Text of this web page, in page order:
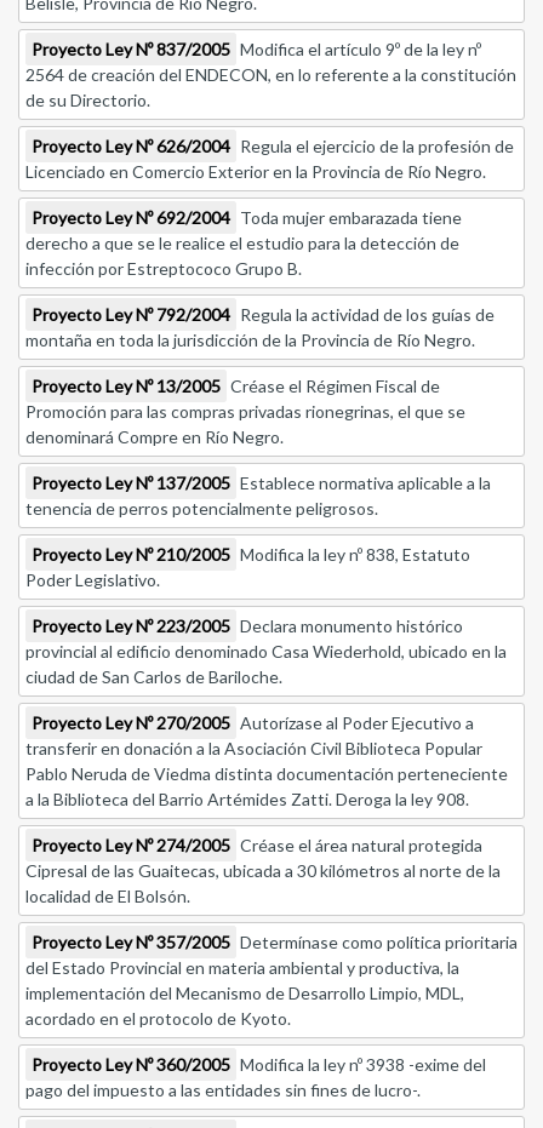
Proyecto Ley Nº 837/2005 Modifica el artículo 9º de la ley nº
2564 de creación del ENDECON, en lo referente a la constitución
de su Directorio.
Proyecto Ley Nº 626/2004 Regula el ejercicio de la profesión de
Licenciado en Comercio Exterior en la Provincia de Río Negro.
Proyecto Ley Nº 692/2004 Toda mujer embarazada tiene
derecho a que se le realice el estudio para la detección de
infección por Estreptococo Grupo B.
Proyecto Ley Nº 792/2004 Regula la actividad de los guías de
montaña en toda la jurisdicción de la Provincia de Río Negro.
Proyecto Ley Nº 13/2005 Créase el Régimen Fiscal de
Promoción para las compras privadas rionegrinas, el que se
denominará Compre en Río Negro.
Proyecto Ley Nº 137/2005 Establece normativa aplicable a la
tenencia de perros potencialmente peligrosos.
Proyecto Ley Nº 210/2005 Modifica la ley nº 838, Estatuto
Poder Legislativo.
Proyecto Ley Nº 223/2005 Declara monumento histórico
provincial al edificio denominado Casa Wiederhold, ubicado en la
ciudad de San Carlos de Bariloche.
Proyecto Ley Nº 270/2005 Autorízase al Poder Ejecutivo a
transferir en donación a la Asociación Civil Biblioteca Popular
Pablo Neruda de Viedma distinta documentación perteneciente
a la Biblioteca del Barrio Artémides Zatti. Deroga la ley 908.
Proyecto Ley Nº 274/2005 Créase el área natural protegida
Cipresal de las Guaitecas, ubicada a 30 kilómetros al norte de la
localidad de El Bolsón.
Proyecto Ley Nº 357/2005 Determínase como política prioritaria
del Estado Provincial en materia ambiental y productiva, la
implementación del Mecanismo de Desarrollo Limpio, MDL,
acordado en el protocolo de Kyoto.
Proyecto Ley Nº 360/2005 Modifica la ley nº 3938 -exime del
pago del impuesto a las entidades sin fines de lucro-.